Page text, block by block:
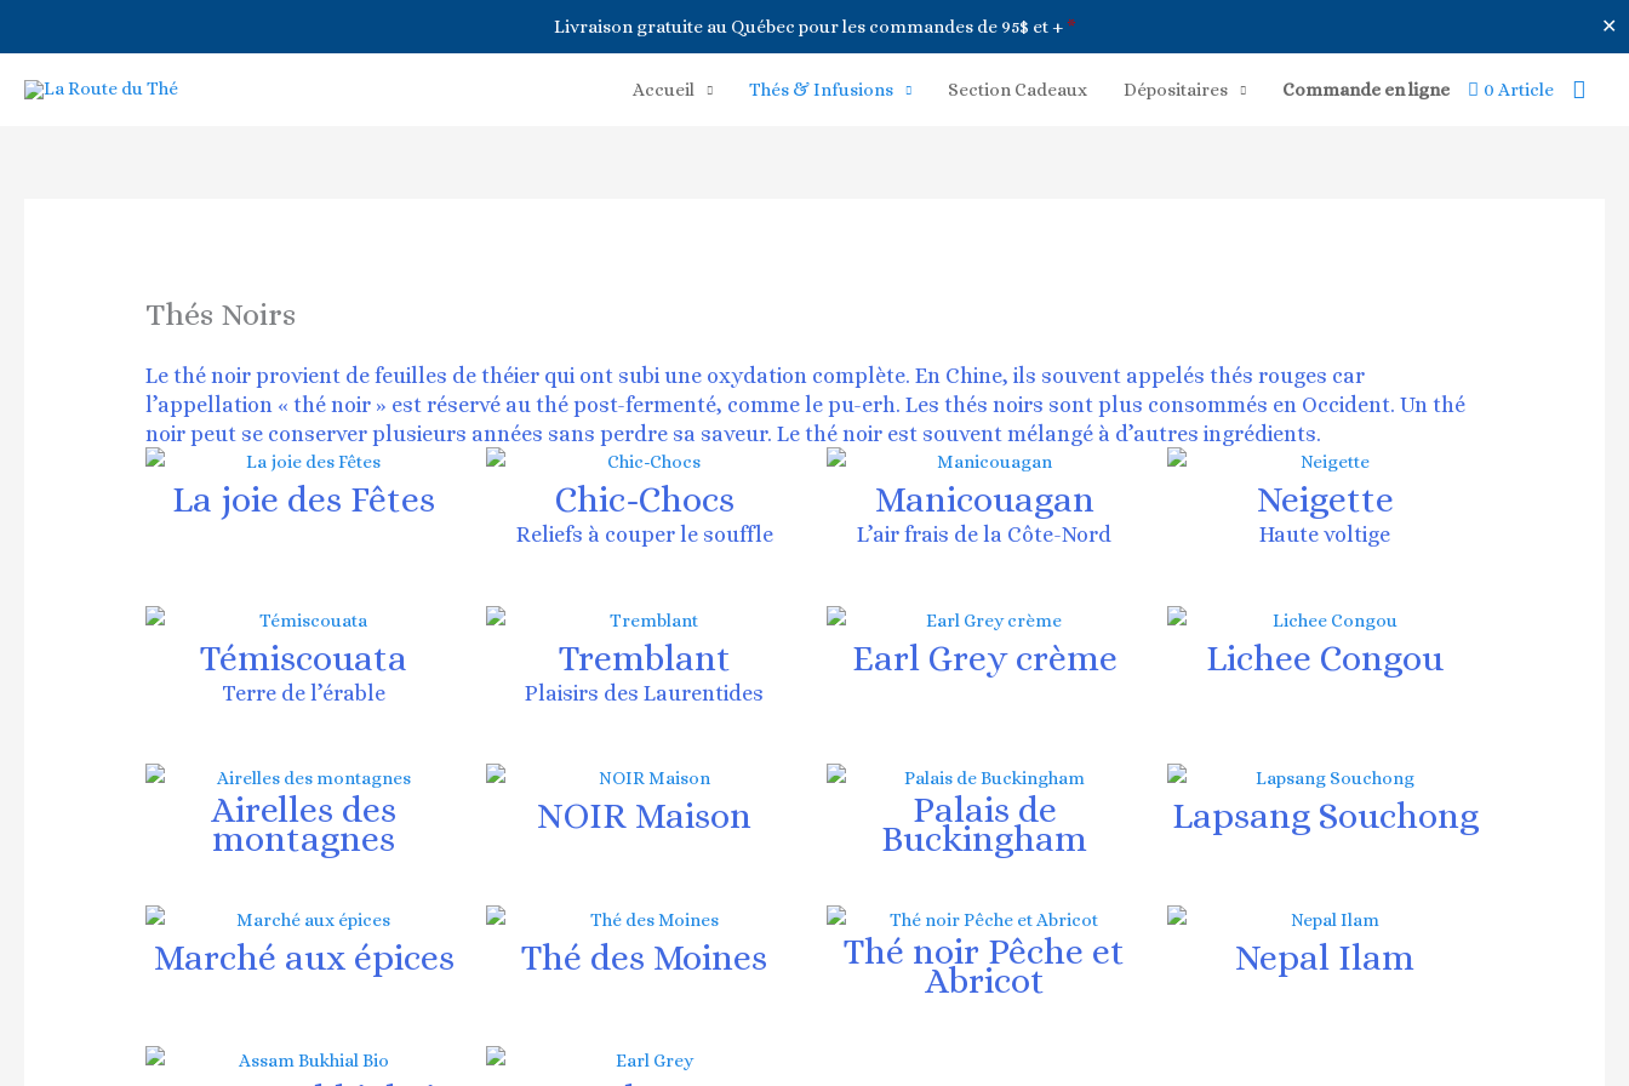
Livraison gratuite au Québec pour les commandes de 95$ et +* ✕
Accueil Thés & Infusions Section Cadeaux Dépositaires Commande en ligne 0 Article
Thés Noirs
Le thé noir provient de feuilles de théier qui ont subi une oxydation complète. En Chine, ils souvent appelés thés rouges car
l’appellation « thé noir » est réservé au thé post-fermenté, comme le pu-erh. Les thés noirs sont plus consommés en Occident. Un thé
noir peut se conserver plusieurs années sans perdre sa saveur. Le thé noir est souvent mélangé à d’autres ingrédients.
La joie des Fêtes Chic-Chocs
Reliefs à couper le souffle
Manicouagan
L’air frais de la Côte-Nord
Neigette
Haute voltige
Témiscouata
Terre de l’érable
Tremblant
Plaisirs des Laurentides
Earl Grey crème Lichee Congou
Airelles des
montagnes
NOIR Maison Palais de
Buckingham
Lapsang Souchong
Marché aux épices Thé des Moines Thé noir Pêche et
Abricot
Nepal Ilam